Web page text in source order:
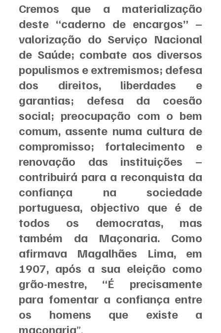
Cremos que a materialização
deste “caderno de encargos” –
valorização do Serviço Nacional
de Saúde; combate aos diversos
populismos e extremismos; defesa
dos direitos, liberdades e
garantias; defesa da coesão
social; preocupação com o bem
comum, assente numa cultura de
compromisso; fortalecimento e
renovação das instituições –
contribuirá para a reconquista da
confiança na sociedade
portuguesa, objectivo que é de
todos os democratas, mas
também da Maçonaria. Como
afirmava Magalhães Lima, em
1907, após a sua eleição como
grão-mestre, “É precisamente
para fomentar a confiança entre
os homens que existe a
maçonaria”.